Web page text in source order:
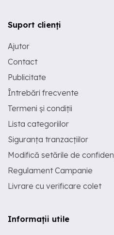
Suport clienți
Ajutor
Contact
Publicitate
Întrebări frecvente
Termeni și condiții
Lista categoriilor
Siguranța tranzacțiilor
Modifică setările de
Regulament Campanie
Livrare cu verificare colet
Informații utile